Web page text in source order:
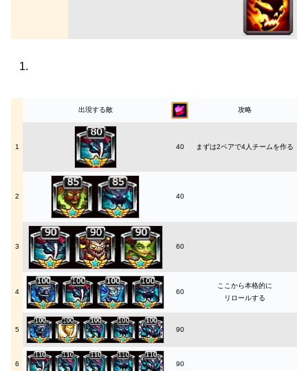
出現する敵 攻略
1 40 まずは2ペアで4人チームを作る
2 40
3 60
4 60
ここから本格的に
リロールする
5 90
6 90